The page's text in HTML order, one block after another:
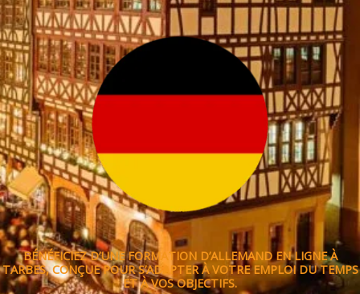
BÉNÉFICIEZ D’UNE FORMATION D’ALLEMAND EN LIGNE À
TARBES, CONÇUE POUR S’ADAPTER À VOTRE EMPLOI DU TEMPS
ET À VOS OBJECTIFS.